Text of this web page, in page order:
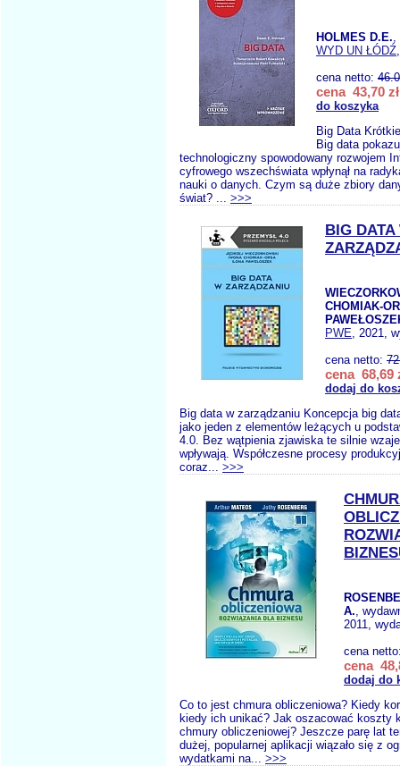
HOLMES D.E.,
WYD UN ŁÓDŹ
cena netto:
cena 43,70 zł
do koszyka
Big Data
Big data
technologiczny spowodowany rozwojem
cyfrowego wszechświata wpłynął na
nauki o danych. Czym są duże zbiory
świat? ... >>>
BIG DATA
CHOMIAK-
PWE, 2021,
cena netto:
cena 68,69
dodaj do
Big data w zarządzaniu Koncepcja big
jako jeden z elementów leżących u
4.0. Bez wątpienia zjawiska te silnie
wpływają. Współczesne procesy
coraz... >>>
A.,
2011,
cena
cena
dodaj do
Co to jest chmura obliczeniowa? Kiedy
kiedy ich unikać? Jak oszacować koszty
chmury obliczeniowej? Jeszcze parę lat
dużej, popularnej aplikacji wiązało się z
wydatkami na... >>>